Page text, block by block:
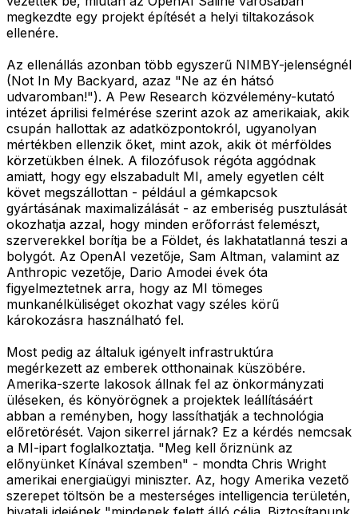
megkezdte egy projekt építését a helyi tiltakozások
ellenére.
Az ellenállás azonban több egyszerű NIMBY-jelenségnél
(Not In My Backyard, azaz "Ne az én hátsó
udvaromban!"). A Pew Research közvélemény-kutató
intézet áprilisi felmérése szerint azok az amerikaiak, akik
csupán hallottak az adatközpontokról, ugyanolyan
mértékben ellenzik őket, mint azok, akik öt mérföldes
körzetükben élnek. A filozófusok régóta aggódnak
amiatt, hogy egy elszabadult MI, amely egyetlen célt
követ megszállottan - például a gémkapcsok
gyártásának maximalizálását - az emberiség pusztulását
okozhatja azzal, hogy minden erőforrást felemészt,
szerverekkel borítja be a Földet, és lakhatatlanná teszi a
bolygót. Az OpenAI vezetője, Sam Altman, valamint az
Anthropic vezetője, Dario Amodei évek óta
figyelmeztetnek arra, hogy az MI tömeges
munkanélküliséget okozhat vagy széles körű
károkozásra használható fel.
Most pedig az általuk igényelt infrastruktúra
megérkezett az emberek otthonainak küszöbére.
Amerika-szerte lakosok állnak fel az önkormányzati
üléseken, és könyörögnek a projektek leállításáért
abban a reményben, hogy lassíthatják a technológia
előretörését. Vajon sikerrel járnak? Ez a kérdés nemcsak
a MI-ipart foglalkoztatja. "Meg kell őriznünk az
előnyünket Kínával szemben" - mondta Chris Wright
amerikai energiaügyi miniszter. Az, hogy Amerika vezető
szerepet töltsön be a mesterséges intelligencia területén,